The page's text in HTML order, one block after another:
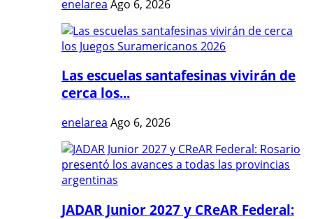
enelarea Ago 6, 2026
Las escuelas santafesinas vivirán de
cerca los...
enelarea Ago 6, 2026
JADAR Junior 2027 y CReAR Federal: